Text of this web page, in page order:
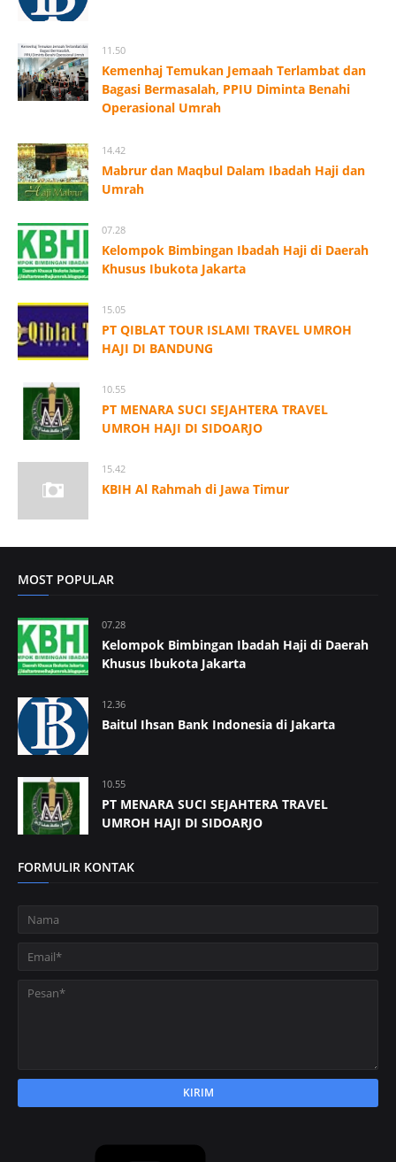
11.50
Kemenhaj Temukan Jemaah Terlambat dan
Bagasi Bermasalah, PPIU Diminta Benahi
Operasional Umrah
14.42
Mabrur dan Maqbul Dalam Ibadah Haji dan
Umrah
07.28
Kelompok Bimbingan Ibadah Haji di Daerah
Khusus Ibukota Jakarta
15.05
PT QIBLAT TOUR ISLAMI TRAVEL UMROH
HAJI DI BANDUNG
10.55
PT MENARA SUCI SEJAHTERA TRAVEL
UMROH HAJI DI SIDOARJO
15.42
KBIH Al Rahmah di Jawa Timur
MOST POPULAR
07.28
Kelompok Bimbingan Ibadah Haji di Daerah
Khusus Ibukota Jakarta
12.36
Baitul Ihsan Bank Indonesia di Jakarta
10.55
PT MENARA SUCI SEJAHTERA TRAVEL
UMROH HAJI DI SIDOARJO
FORMULIR KONTAK